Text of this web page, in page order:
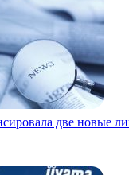
две новые